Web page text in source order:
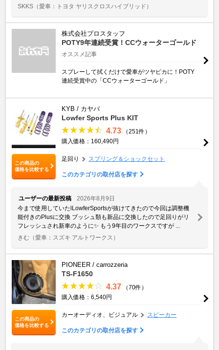
SKKS （愛車：トヨタ ヤリスクロスハイブリッド）
株式会社プロスタッフ
POTY9年連続受賞！CCウォーターゴールド
オススメ記事
スプレーして拭くだけで愛車がツヤピカに！POTY
連続受賞中の「CCウォーターゴールド」
この商品の
価格を比較する
KYB / カヤバ
Lowfer Sports Plus KIT
4.73
（251件）
購入価格：160,490円
足回り スプリング＆ショックセット
このカテゴリの取付店を探す
ユーザーの最新投稿
2026年8月9日
今まで使用していたlLowferSportsが抜けてきたので今回は調整機
能付きのPlusに交換 ブッシュ類も新品に交換したので足回りがリ
フレッシュされ新車のように✨️ もう9年目のワークスですが ...
きむ （愛車：スズキ アルトワークス）
この商品の
価格を比較する
PIONEER / carrozzeria
TS-F1650
4.37
（70件）
購入価格：6,540円
カーオーディオ、ビジュアル スピーカー
このカテゴリの取付店を探す